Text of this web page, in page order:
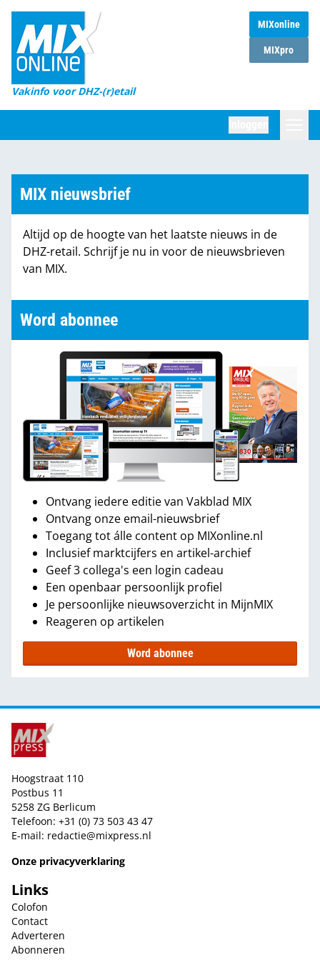
MIXonline
MIXpro
Vakinfo voor DHZ-(r)etail
Home
Magazines
DHZ Sessie
Marktcijfers
Partners
MIX nieuwsbrief
Altijd op de hoogte van het laatste nieuws in de
DHZ-retail. Schrijf je nu in voor de nieuwsbrieven
van MIX.
Word abonnee
Ontvang iedere editie van Vakblad MIX
Ontvang onze email-nieuwsbrief
Toegang tot álle content op MIXonline.nl
Inclusief marktcijfers en artikel-archief
Geef 3 collega's een login cadeau
Een openbaar persoonlijk profiel
Je persoonlijke nieuwsoverzicht in MijnMIX
Reageren op artikelen
Word abonnee
Hoogstraat 110
Postbus 11
5258 ZG Berlicum
Telefoon: +31 (0) 73 503 43 47
E-mail: redactie@mixpress.nl
Onze privacyverklaring
Links
Colofon
Contact
Adverteren
Abonneren